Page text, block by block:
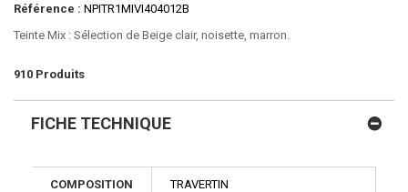
Référence : NPITR1MIVI404012B
Teinte Mix : Sélection de Beige clair, noisette, marron.
910 Produits
FICHE TECHNIQUE
COMPOSITION TRAVERTIN